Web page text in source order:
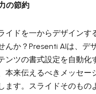
の節約
イドを一からデザインす
んか？Presenti AIは、デ
ンツの書式設定を自動化
本来伝えるべきメッセー
ます。スライドそのもの